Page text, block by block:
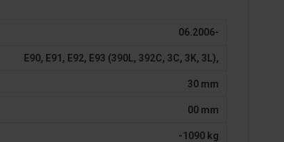
06.2006-
E90, E91, E92, E93 (390L, 392C, 3C, 3K, 3L),
30 mm
00 mm
-1090 kg